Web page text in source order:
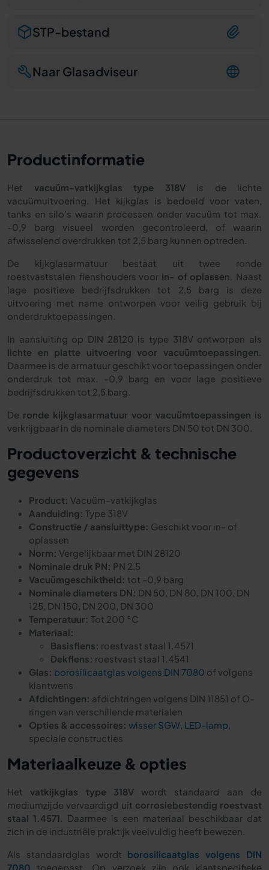
STP-bestand
Naar Glasadviseur
Productinformatie
Het vacuüm-vatkijkglas type 318Vis de lichte
vacuümuitvoering. Het kijkglas is bedoeld voor vaten,
tanks en silo's waarin processen onder vacuüm tot max.
-0,9 barg visueel worden gecontroleerd, of waarin
afwisselend overdrukken tot 2,5 barg kunnen optreden.
De kijkglasarmatuur bestaat uit twee ronde
roestvaststalen flenshouders voor in- of oplassen . Naast
lage positieve bedrijfsdrukken tot 2,5 barg is deze
uitvoering met name ontworpen voor veilig gebruik bij
onderdruktoepassingen.
In aansluiting op DIN 28120 is type 318V ontworpen als
lichte en platte uitvoering voor vacuümtoepassingen
Daarmee is de armatuur geschikt voor toepassingen onder
onderdruk tot max. -0,9 barg en voor lage positieve
bedrijfsdrukken tot 2,5 barg.
De ronde kijkglasarmatuur voor vacuümtoepassingen is
verkrijgbaar in de nominale diameters DN 50 tot DN 300.
Productoverzicht & technische
gegevens
Product: Vacuüm-vatkijkglas
Aanduiding: Type 318V
Constructie / aansluittype: Geschikt voor in- of
oplassen
Norm: Vergelijkbaar met DIN 28120
Nominale druk PN: PN 2,5
Vacuümgeschiktheid: tot -0,9 barg
Nominale diameters DN: DN 50, DN 80, DN 100, DN
125, DN 150, DN 200, DN 300
Temperatuur: Tot 200 °C
Materiaal:
Basisflens: roestvast staal 1.4571
Dekflens: roestvast staal 1.4541
Glas: borosilicaatglas volgens DIN 7080 of volgens
klantwens
Afdichtingen: afdichtringen volgens DIN 11851 of O-
ringen van verschillende materialen
Opties & accessoires: wisser SGW LED-lamp
speciale constructies
Materiaalkeuze & opties
Het vatkijkglas type 318Vwordt standaard aan de
mediumzijde vervaardigd uit corrosiebestendig roestvast
staal 1.4571 . Daarmee is een materiaal beschikbaar dat
zich in de industriële praktijk veelvuldig heeft bewezen.
Als standaardglas wordt borosilicaatglas volgens DIN
7080 toegepast. Op verzoek zijn ook klantspecifieke